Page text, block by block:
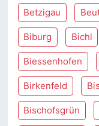
Betzigau
Biburg Bichl
Biessenhofen
Birkenfeld
Bischofsgrün